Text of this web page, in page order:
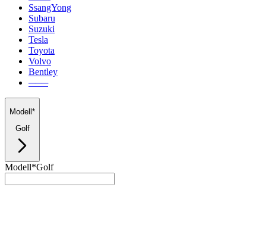
SsangYong
Subaru
Suzuki
Tesla
Toyota
Volvo
Bentley
───
Modell*
Golf
Modell*Golf